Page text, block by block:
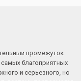
промежуток
благоприятных
и серьезного, но